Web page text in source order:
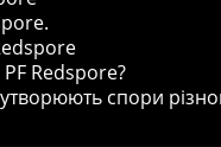
Redspore?
спори